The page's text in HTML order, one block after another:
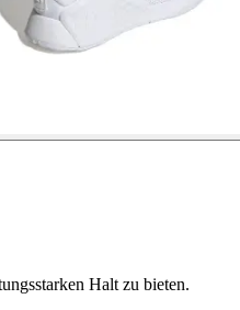
Halt zu bieten.